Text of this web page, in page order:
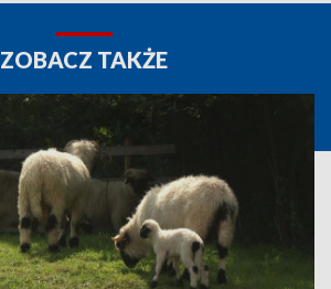
ZOBACZ TAKŻE